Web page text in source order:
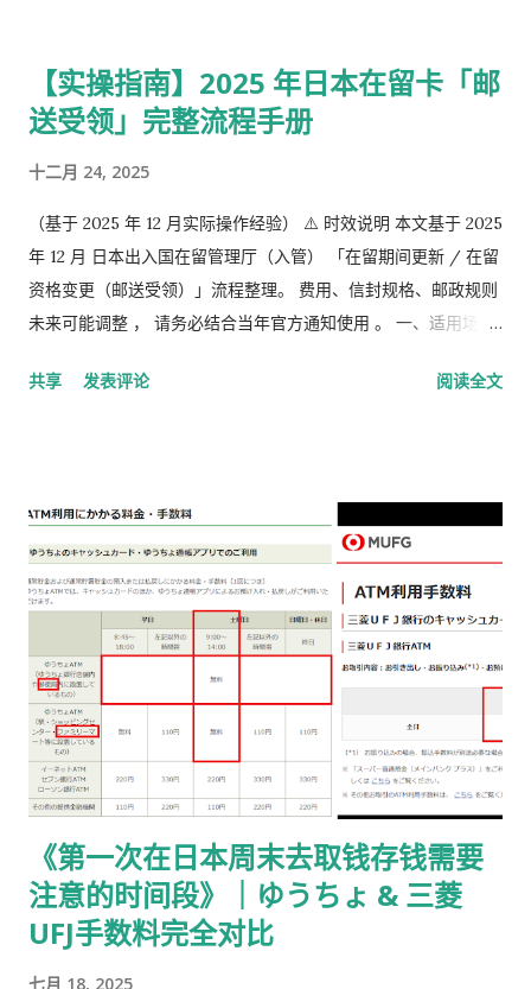
【实操指南】2025 年日本在留卡「邮
送受领」完整流程手册
十二月 24, 2025
（基于 2025 年 12 月实际操作经验） ⚠️ 时效说明 本文基于 2025
年 12 月 日本出入国在留管理厅（入管） 「在留期间更新 / 在留
资格变更（邮送受领）」流程整理。 费用、信封规格、邮政规则
未来可能调整 ， 请务必结合当年官方通知使用 。 一、适用场景
完了，请邮寄材料 」的邮件 选择 邮送方式领取新在留卡 需要自
载 PDF（不是费用说明页） 👉
https://www.moj.go.jp/isa/content/930002833.pdf 打印后
填写： 右上角： 申请受理编号 右下角： 本人姓名 在指定的「収
入印紙贴付栏」内： 贴 5,500 日元的收入印纸 可以是 两张或多
张 不重叠、不消印 📌 5,500 日元适用于： 2025 年 4 月 1 日以
后提交的在留期间更新 / 资格变更申请 ② 准备回邮用【レター
パック】 可以使用： 青色：レターパックライト（430 日元）
或红色：レターパックプラス（更稳，但非强制） 回邮用 レター
パック： 提前写好“收件人地址” 可写：本人住址 或 公司地址 不
要封口 可 对折一次 （标准做法） 📌 官方邮件只写「レターパッ
ク」， 没有指定必须 Plus，也没有写必须本人签收 。 ③ 用【简
易书留】寄给入管 把以下 3 样东西一起放入一个 A4 用信封 ：
手数料纳付书（已贴印纸） 当前持有的在留卡 正本 回邮用 レタ
ーパック（对折） 信封要求： 角2 或 角4 都可以 两者都能放 A4
共享 发表评论 阅读全文
《第一次在日本周末去取钱存钱需要
注意的时间段》｜ゆうちょ & 三菱
UFJ手数料完全对比
七月 18, 2025